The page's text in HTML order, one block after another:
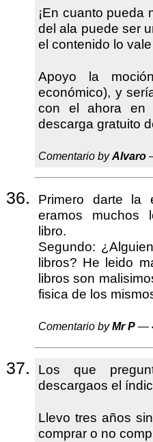
¡En cuanto pueda
del ala puede ser
el contenido lo
Apoyo la
económico), y
con el ahora en
descarga gratuito
Comentario byAlvaro
Primero darte la
eramos muchos
libro.
Segundo:
libros? He leido
libros son
fisica de los
Comentario byMr P —
Los que
descargaos el
Llevo tres años
comprar o no